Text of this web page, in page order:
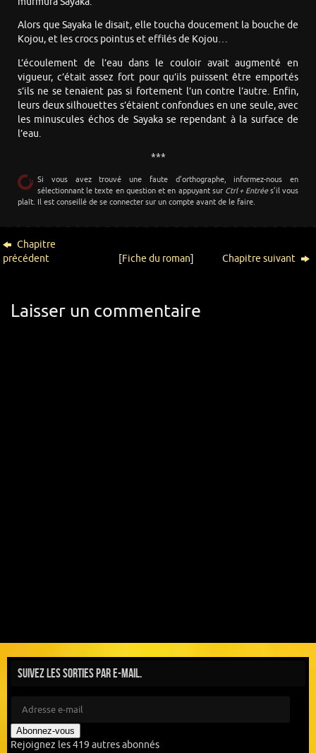
Alors que Sayaka le disait, elle toucha doucement la bouche de
Kojou, et les crocs pointus et effilés de Kojou…
L’écoulement de l’eau dans le couloir avait augmenté en
vigueur, c’était assez fort pour qu’ils puissent être emportés
s’ils ne se tenaient pas si fortement l’un contre l’autre. Enfin,
leurs deux silhouettes s’étaient confondues en une seule, avec
les minuscules échos de Sayaka se rependant à la surface de
l’eau.
***
Si vous avez trouvé une faute d’orthographe, informez-nous en
sélectionnant le texte en question et en appuyant sur Ctrl + Entrées’il vous
plaît. Il est conseillé de se connecter sur un compte avant de le faire.
Chapitre
précédent
[Fiche du roman] Chapitre suivant
Laisser un commentaire
Suivez les sorties par e-mail.
Abonnez-vous
Rejoignez les 419 autres abonnés